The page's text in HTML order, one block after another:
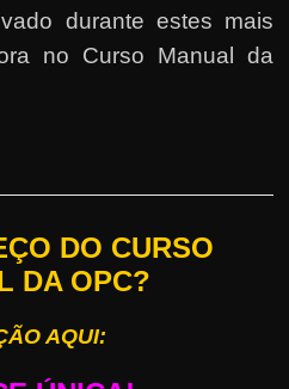
durante estes mais
no Curso Manual da
DO CURSO
DA OPC?
AQUI: